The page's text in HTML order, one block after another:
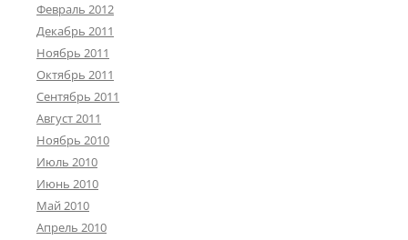
Февраль 2012
Декабрь 2011
Ноябрь 2011
Октябрь 2011
Сентябрь 2011
Август 2011
Ноябрь 2010
Июль 2010
Июнь 2010
Май 2010
Апрель 2010